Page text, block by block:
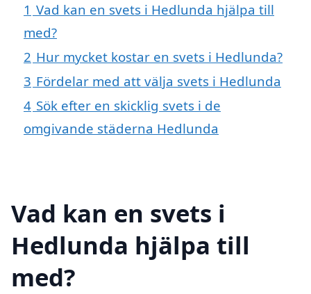
1 Vad kan en svets i Hedlunda hjälpa till
med?
2 Hur mycket kostar en svets i Hedlunda?
3 Fördelar med att välja svets i Hedlunda
4 Sök efter en skicklig svets i de
omgivande städerna Hedlunda
Vad kan en svets i
Hedlunda hjälpa till
med?